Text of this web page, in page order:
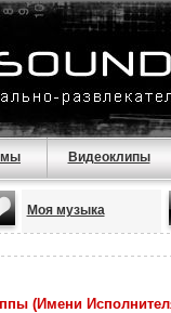
Видеоклипы
Моя музыка
(Имени